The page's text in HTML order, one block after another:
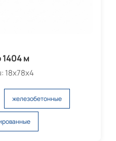
1404 м
18х78х4
железобетонные